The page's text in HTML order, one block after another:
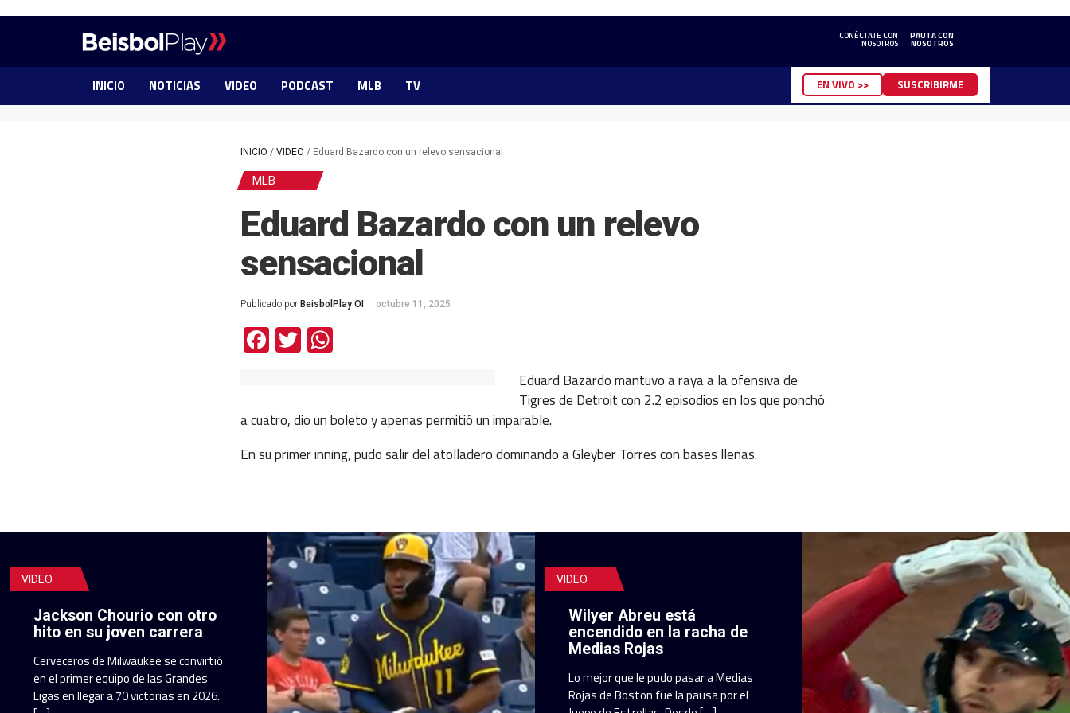
CONÉCTATE CON
NOSOTROS
PAUTA CON
NOSOTROS
INICIO NOTICIAS VIDEO PODCAST MLB TV EN VIVO >> SUSCRIBIRME
INICIO /VIDEO / Eduard Bazardo con un relevo sensacional
MLB
Eduard Bazardo con un relevo
sensacional
Publicado por BeisbolPlay OI octubre 11, 2025
Facebook
Twitter
Eduard Bazardo mantuvo a raya a la ofensiva de
Tigres de Detroit con 2.2 episodios en los que ponchó
a cuatro, dio un boleto y apenas permitió un imparable.
En su primer inning, pudo salir del atolladero dominando a Gleyber Torres con bases llenas.
VIDEO
Jackson Chourio con otro
hito en su joven carrera
Cerveceros de Milwaukee se convirtió
en el primer equipo de las Grandes
Ligas en llegar a 70 victorias en 2026.
VIDEO
Wilyer Abreu está
encendido en la racha de
Medias Rojas
Lo mejor que le pudo pasar a Medias
Rojas de Boston fue la pausa por el